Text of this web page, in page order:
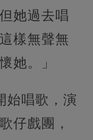
她過去唱
樣無聲無
她。」
始唱歌，演
仔戲團，